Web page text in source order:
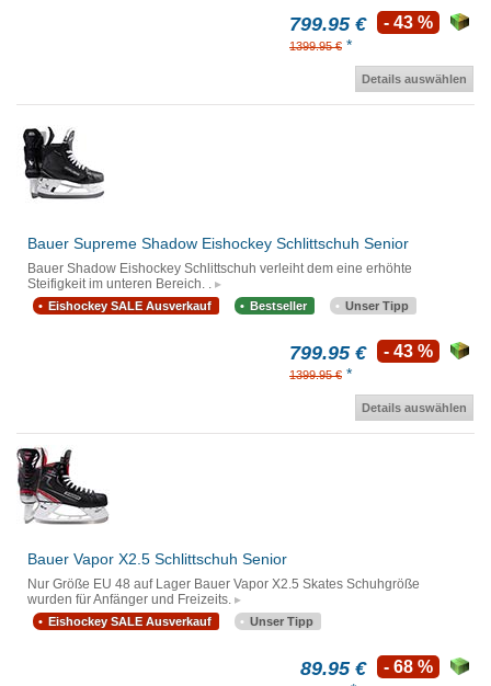
799.95 €
1399.95 € *
- 43 %
Details auswählen
Bauer Supreme Shadow Eishockey Schlittschuh Senior
Bauer Shadow Eishockey Schlittschuh verleiht dem eine erhöhte
Steifigkeit im unteren Bereich. .
Eishockey SALE Ausverkauf Bestseller Unser Tipp
799.95 €
1399.95 € *
- 43 %
Details auswählen
Bauer Vapor X2.5 Schlittschuh Senior
Nur Größe EU 48 auf Lager Bauer Vapor X2.5 Skates Schuhgröße
wurden für Anfänger und Freizeits.
Eishockey SALE Ausverkauf Unser Tipp
89.95 € - 68 %